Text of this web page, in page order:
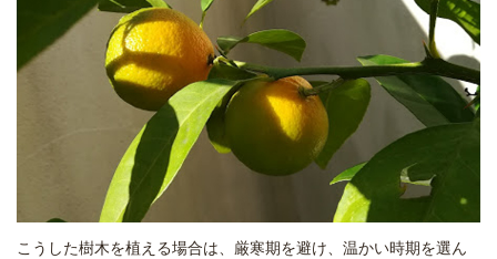
こうした樹木を植える場合は、厳寒期を避け、温かい時期を選ん